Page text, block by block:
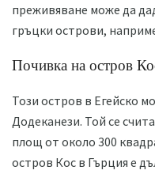
преживяване може да
гръцки острови,
Почивка на остров
Този остров в Егейско
Додеканези. Той се
площ от около 300
остров Кос в Гърция е